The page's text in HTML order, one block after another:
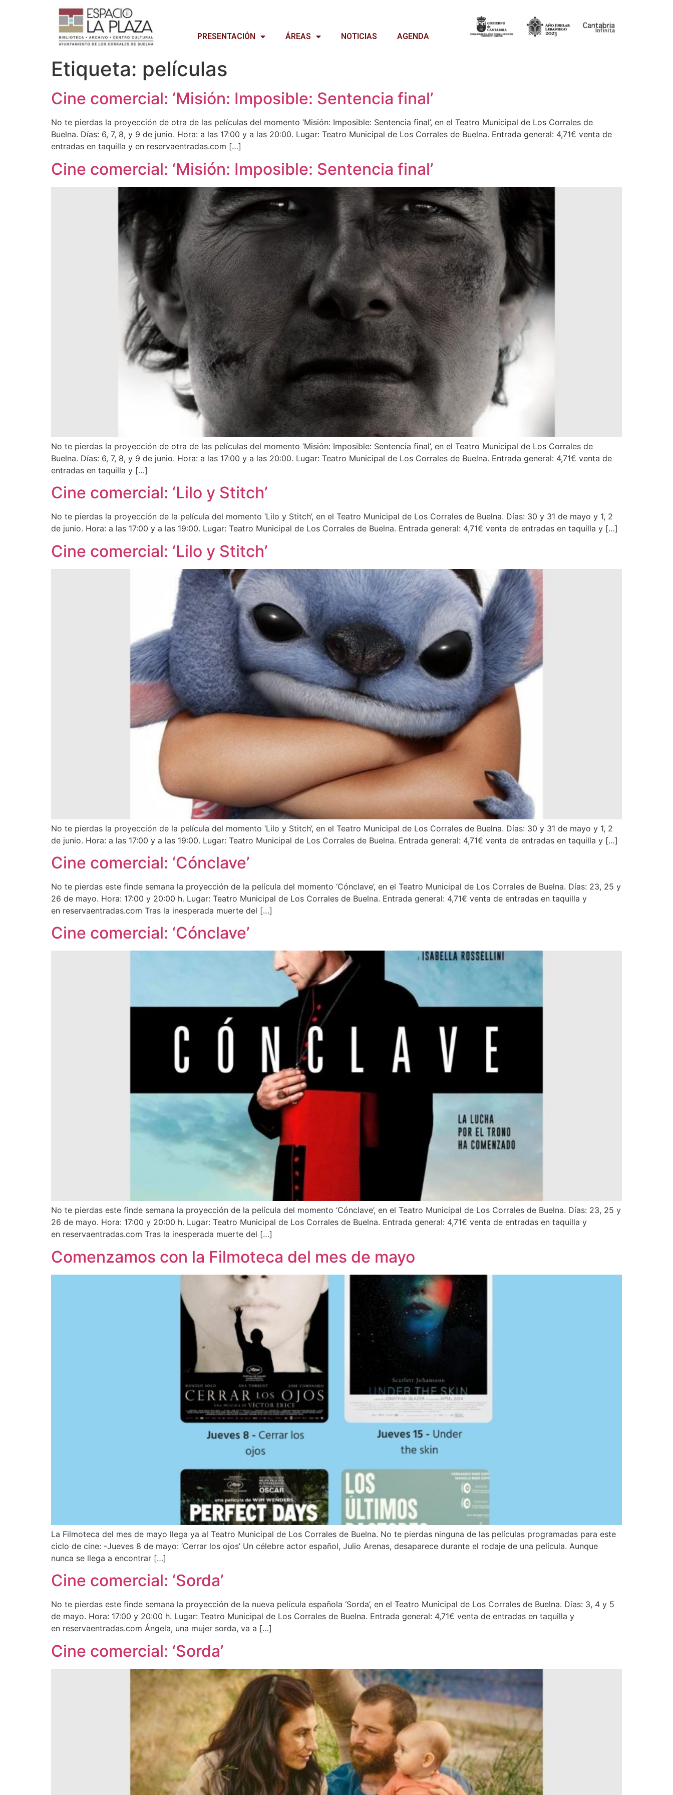
PRESENTACIÓN ÁREAS NOTICIAS AGENDA
Etiqueta: películas
Cine comercial: ‘Misión: Imposible: Sentencia final’
No te pierdas la proyección de otra de las películas del momento ‘Misión: Imposible: Sentencia final’, en el Teatro Municipal de Los Corrales de
Buelna. Días: 6, 7, 8, y 9 de junio. Hora: a las 17:00 y a las 20:00. Lugar: Teatro Municipal de Los Corrales de Buelna. Entrada general: 4,71€ venta de
entradas en taquilla y en reservaentradas.com […]
Cine comercial: ‘Misión: Imposible: Sentencia final’
No te pierdas la proyección de otra de las películas del momento ‘Misión: Imposible: Sentencia final’, en el Teatro Municipal de Los Corrales de
Buelna. Días: 6, 7, 8, y 9 de junio. Hora: a las 17:00 y a las 20:00. Lugar: Teatro Municipal de Los Corrales de Buelna. Entrada general: 4,71€ venta de
entradas en taquilla y […]
Cine comercial: ‘Lilo y Stitch’
No te pierdas la proyección de la película del momento ‘Lilo y Stitch’, en el Teatro Municipal de Los Corrales de Buelna. Días: 30 y 31 de mayo y 1, 2
de junio. Hora: a las 17:00 y a las 19:00. Lugar: Teatro Municipal de Los Corrales de Buelna. Entrada general: 4,71€ venta de entradas en taquilla y […]
Cine comercial: ‘Lilo y Stitch’
No te pierdas la proyección de la película del momento ‘Lilo y Stitch’, en el Teatro Municipal de Los Corrales de Buelna. Días: 30 y 31 de mayo y 1, 2
de junio. Hora: a las 17:00 y a las 19:00. Lugar: Teatro Municipal de Los Corrales de Buelna. Entrada general: 4,71€ venta de entradas en taquilla y […]
Cine comercial: ‘Cónclave’
No te pierdas este finde semana la proyección de la película del momento ‘Cónclave’, en el Teatro Municipal de Los Corrales de Buelna. Días: 23, 25 y
26 de mayo. Hora: 17:00 y 20:00 h. Lugar: Teatro Municipal de Los Corrales de Buelna. Entrada general: 4,71€ venta de entradas en taquilla y
en reservaentradas.com Tras la inesperada muerte del […]
Cine comercial: ‘Cónclave’
No te pierdas este finde semana la proyección de la película del momento ‘Cónclave’, en el Teatro Municipal de Los Corrales de Buelna. Días: 23, 25 y
26 de mayo. Hora: 17:00 y 20:00 h. Lugar: Teatro Municipal de Los Corrales de Buelna. Entrada general: 4,71€ venta de entradas en taquilla y
en reservaentradas.com Tras la inesperada muerte del […]
Comenzamos con la Filmoteca del mes de mayo
La Filmoteca del mes de mayo llega ya al Teatro Municipal de Los Corrales de Buelna. No te pierdas ninguna de las películas programadas para este
ciclo de cine: -Jueves 8 de mayo: ‘Cerrar los ojos’ Un célebre actor español, Julio Arenas, desaparece durante el rodaje de una película. Aunque
nunca se llega a encontrar […]
Cine comercial: ‘Sorda’
No te pierdas este finde semana la proyección de la nueva película española ‘Sorda’, en el Teatro Municipal de Los Corrales de Buelna. Días: 3, 4 y 5
de mayo. Hora: 17:00 y 20:00 h. Lugar: Teatro Municipal de Los Corrales de Buelna. Entrada general: 4,71€ venta de entradas en taquilla y
en reservaentradas.com Ángela, una mujer sorda, va a […]
Cine comercial: ‘Sorda’